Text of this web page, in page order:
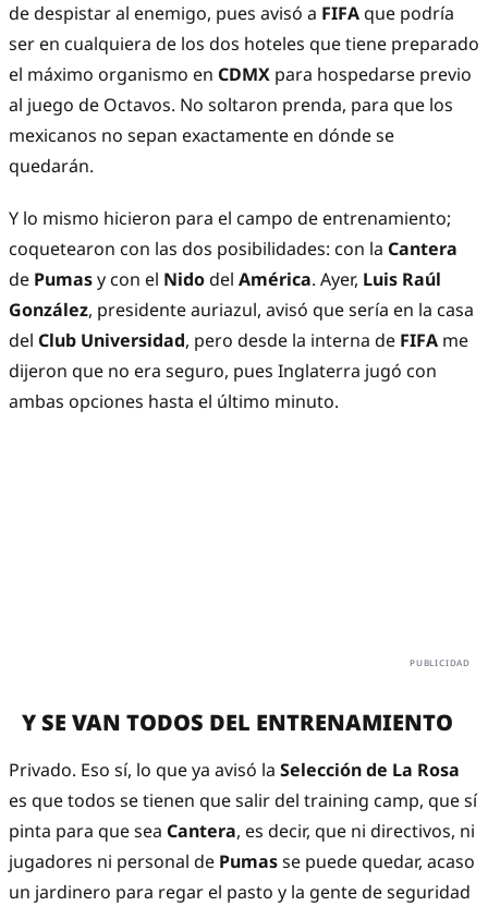
de despistar al enemigo, pues avisó a FIFAque podría
ser en cualquiera de los dos hoteles que tiene preparado
el máximo organismo en CDMX para hospedarse previo
al juego de Octavos. No soltaron prenda, para que los
mexicanos no sepan exactamente en dónde se
quedarán.
Y lo mismo hicieron para el campo de entrenamiento;
coquetearon con las dos posibilidades: con la Cantera
de Pumasy con el Nidodel América. Ayer, Luis Raúl
González, presidente auriazul, avisó que sería en la casa
del Club Universidad, pero desde la interna de FIFA me
dijeron que no era seguro, pues Inglaterra jugó con
ambas opciones hasta el último minuto.
Y SE VAN TODOS DEL ENTRENAMIENTO
Privado. Eso sí, lo que ya avisó la Selección de La Rosa
es que todos se tienen que salir del training camp, que sí
pinta para que sea Cantera, es decir, que ni directivos, ni
jugadores ni personal de Pumasse puede quedar, acaso
un jardinero para regar el pasto y la gente de seguridad